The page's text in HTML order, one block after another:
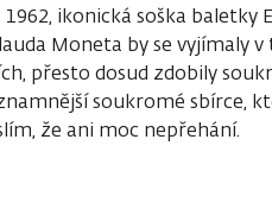
ikonická soška baletky
Moneta by se vyjímaly v
přesto dosud zdobily
soukromé sbírce,
že ani moc nepřehání.